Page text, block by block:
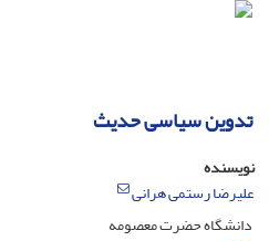
تدوین سیاسی حدیث
نویسنده
علیرضا رستمی هرانی
دانشگاه حضرت معصومه